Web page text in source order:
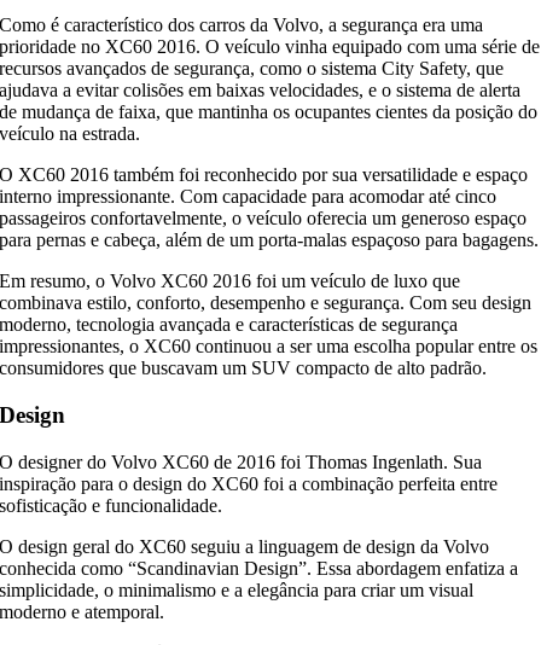
Como é característico dos carros da Volvo, a segurança era uma
prioridade no XC60 2016. O veículo vinha equipado com uma série de
recursos avançados de segurança, como o sistema City Safety, que
ajudava a evitar colisões em baixas velocidades, e o sistema de alerta
de mudança de faixa, que mantinha os ocupantes cientes da posição do
veículo na estrada.
O XC60 2016 também foi reconhecido por sua versatilidade e espaço
interno impressionante. Com capacidade para acomodar até cinco
passageiros confortavelmente, o veículo oferecia um generoso espaço
para pernas e cabeça, além de um porta-malas espaçoso para bagagens.
Em resumo, o Volvo XC60 2016 foi um veículo de luxo que
combinava estilo, conforto, desempenho e segurança. Com seu design
moderno, tecnologia avançada e características de segurança
impressionantes, o XC60 continuou a ser uma escolha popular entre os
consumidores que buscavam um SUV compacto de alto padrão.
Design
O designer do Volvo XC60 de 2016 foi Thomas Ingenlath. Sua
inspiração para o design do XC60 foi a combinação perfeita entre
sofisticação e funcionalidade.
O design geral do XC60 seguiu a linguagem de design da Volvo
conhecida como “Scandinavian Design”. Essa abordagem enfatiza a
simplicidade, o minimalismo e a elegância para criar um visual
moderno e atemporal.